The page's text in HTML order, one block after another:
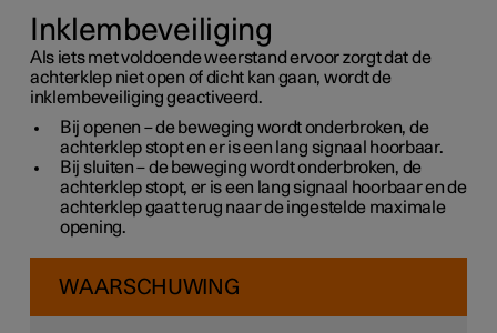
Inklembeveiliging
Als iets met voldoende weerstand ervoor zorgt dat de
achterklep niet open of dicht kan gaan, wordt de
inklembeveiliging geactiveerd.
Bij openen – de beweging wordt onderbroken, de
achterklep stopt en er is een lang signaal hoorbaar.
Bij sluiten – de beweging wordt onderbroken, de
achterklep stopt, er is een lang signaal hoorbaar en de
achterklep gaat terug naar de ingestelde maximale
opening.
WAARSCHUWING